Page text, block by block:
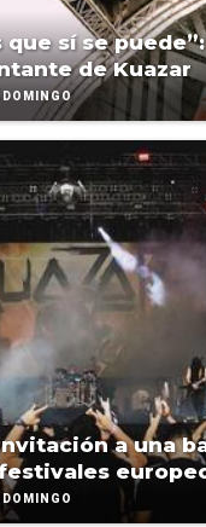
sí se
de Kuazar
DOMINGO
a una